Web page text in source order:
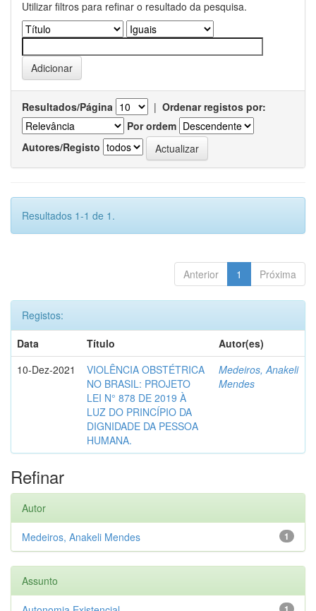
Utilizar filtros para refinar o resultado da pesquisa.
Resultados/Página | Ordenar registos por:
Por ordem
Autores/Registo
Resultados 1-1 de 1.
Anterior 1 Próxima
Registos:
Data
Título
Autor(es)
10-Dez-2021
VIOLÊNCIA OBSTÉTRICA
NO BRASIL: PROJETO
LEI N° 878 DE 2019 À
LUZ DO PRINCÍPIO DA
DIGNIDADE DA PESSOA
HUMANA.
Medeiros, Anakeli
Mendes
Refinar
Autor
1
Medeiros, Anakeli Mendes
Assunto